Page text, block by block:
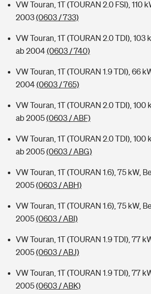
VW Touran, 1T (TOURAN 2.0 FSI), 110
2003(0603 / 733)
VW Touran, 1T (TOURAN 2.0 TDI), 103
ab 2004(0603 / 740)
VW Touran, 1T (TOURAN 1.9 TDI), 66
2004(0603 / 765)
VW Touran, 1T (TOURAN 2.0 TDI), 100
ab 2005(0603 / ABF)
VW Touran, 1T (TOURAN 2.0 TDI), 100
ab 2005(0603 / ABG)
VW Touran, 1T (TOURAN 1.6), 75 kW,
2005(0603 / ABH)
VW Touran, 1T (TOURAN 1.6), 75 kW,
2005(0603 / ABI)
VW Touran, 1T (TOURAN 1.9 TDI), 77
2005(0603 / ABJ)
VW Touran, 1T (TOURAN 1.9 TDI), 77
2005(0603 / ABK)